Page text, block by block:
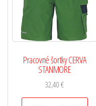
Pracovné šortky CERVA
STANMORE
32,40€